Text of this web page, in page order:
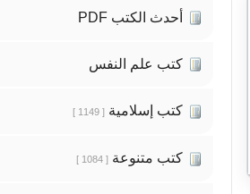
أحدث الكتب PDF
كتب علم النفس
كتب إسلامية [ 1149 ]
كتب متنوعة [ 1084 ]